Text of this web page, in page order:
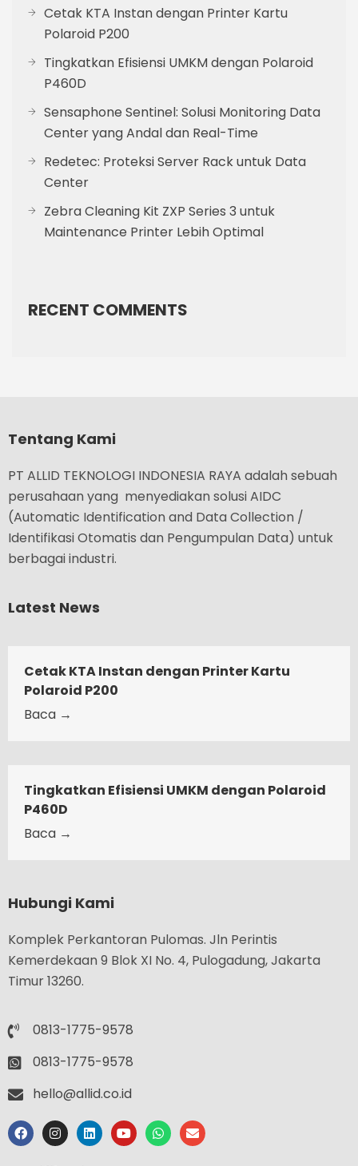
Cetak KTA Instan dengan Printer Kartu
Polaroid P200
Tingkatkan Efisiensi UMKM dengan Polaroid
P460D
Sensaphone Sentinel: Solusi Monitoring Data
Center yang Andal dan Real-Time
Redetec: Proteksi Server Rack untuk Data
Center
Zebra Cleaning Kit ZXP Series 3 untuk
Maintenance Printer Lebih Optimal
RECENT COMMENTS
Tentang Kami
PT ALLID TEKNOLOGI INDONESIA RAYA adalah sebuah
perusahaan yang menyediakan solusi AIDC
(Automatic Identification and Data Collection /
Identifikasi Otomatis dan Pengumpulan Data) untuk
berbagai industri.
Latest News
Cetak KTA Instan dengan Printer Kartu
Polaroid P200
Baca →
Tingkatkan Efisiensi UMKM dengan Polaroid
P460D
Baca →
Hubungi Kami
Komplek Perkantoran Pulomas. Jln Perintis
Kemerdekaan 9 Blok XI No. 4, Pulogadung, Jakarta
Timur 13260.
0813-1775-9578
0813-1775-9578
hello@allid.co.id